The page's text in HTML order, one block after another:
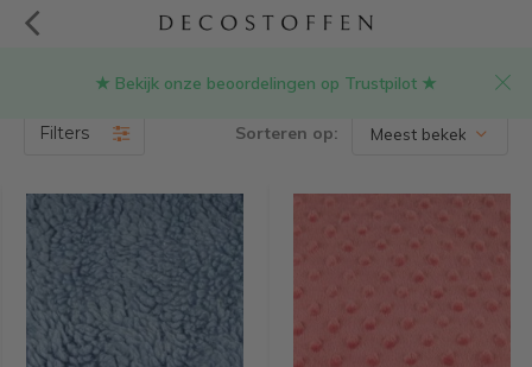
★ Bekijk onze beoordelingen op Trustpilot ★
Filters Sorteren op: